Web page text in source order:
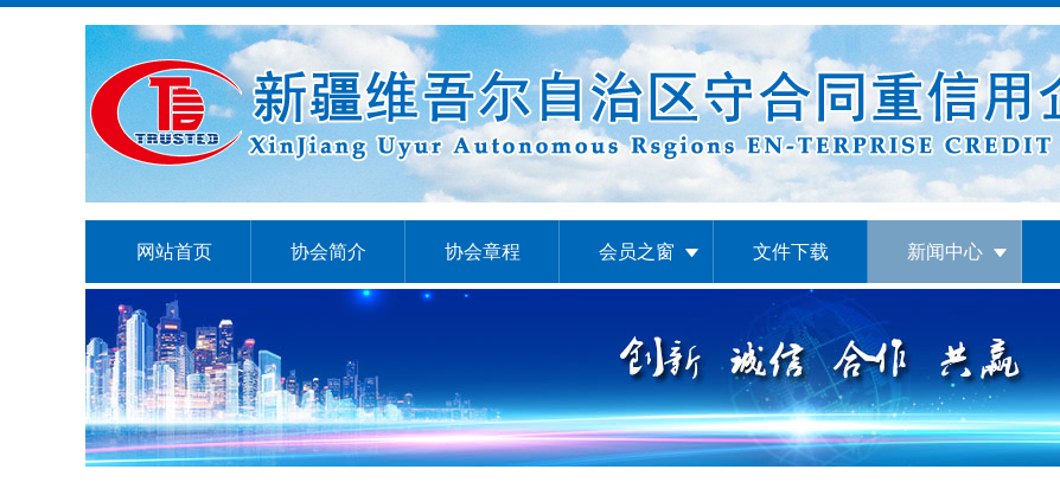
网站首页 协会简介 协会章程 会员之窗 文件下载 新闻中心